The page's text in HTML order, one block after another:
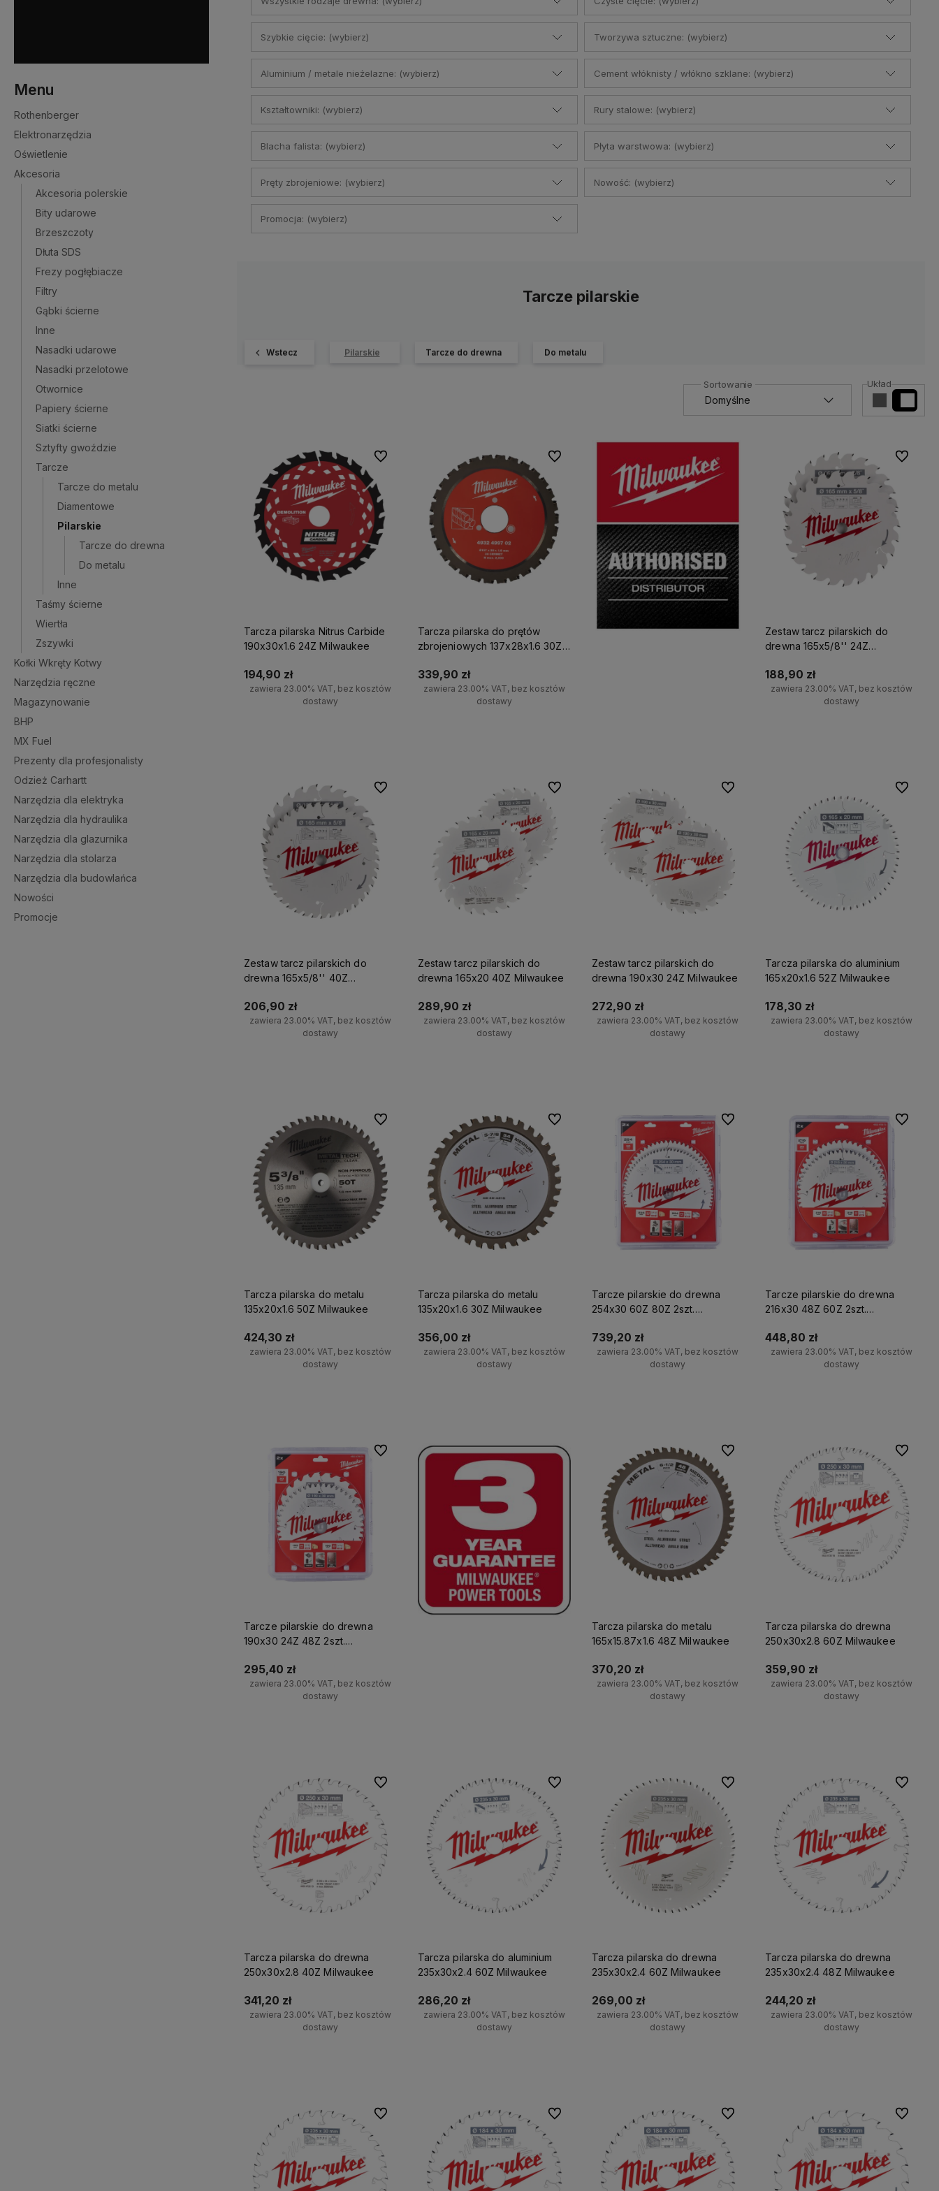
zwrócimy Ci środki do 24h
momentu otrzymania zwracanego
Menu
Rothenberger
Elektronarzędzia
Oświetlenie
Akcesoria
Akcesoria polerskie
Bity udarowe
Brzeszczoty
Dłuta SDS
Frezy pogłębiacze
Filtry
Gąbki ścierne
Inne
Nasadki udarowe
Nasadki przelotowe
Otwornice
Papiery ścierne
Siatki ścierne
Sztyfty gwoździe
Tarcze
Tarcze do metalu
Diamentowe
Pilarskie
Tarcze do drewna
Do metalu
Inne
Taśmy ścierne
Wiertła
Zszywki
Kołki Wkręty Kotwy
Narzędzia ręczne
Magazynowanie
BHP
MX Fuel
Prezenty dla profesjonalisty
Odzież Carhartt
Narzędzia dla elektryka
Narzędzia dla hydraulika
Narzędzia dla glazurnika
Narzędzia dla stolarza
Narzędzia dla budowlańca
Nowości
Promocje
Szybkie cięcie: (wybierz) Tworzywa sztuczne: (wybierz)
Aluminium / metale nieżelazne: (wybierz) Cement włóknisty / włókno szklane: (wybierz)
Kształtowniki: (wybierz) Rury stalowe: (wybierz)
Blacha falista: (wybierz) Płyta warstwowa: (wybierz)
Pręty zbrojeniowe: (wybierz) Nowość: (wybierz)
Promocja: (wybierz)
Tarcze pilarskie
Wstecz Pilarskie Tarcze do drewna Do metalu
Układ
Tarcza pilarska Nitrus Carbide
190x30x1.6 24Z Milwaukee
194,90 zł
zawiera 23.00% VAT, bez kosztów
dostawy
Do ulubionych
Tarcza pilarska do prętów
zbrojeniowych 137x28x1.6 30Z
339,90 zł
zawiera 23.00% VAT, bez kosztów
dostawy
Do ulubionych
Zestaw tarcz pilarskich do
drewna 165x5/8'' 24Z
188,90 zł
zawiera 23.00% VAT, bez kosztów
dostawy
Do
Zestaw tarcz pilarskich do
drewna 165x5/8'' 40Z
206,90 zł
zawiera 23.00% VAT, bez kosztów
dostawy
Do ulubionych
Zestaw tarcz pilarskich do
drewna 165x20 40Z Milwaukee
289,90 zł
zawiera 23.00% VAT, bez kosztów
dostawy
Do ulubionych
Zestaw tarcz pilarskich do
drewna 190x30 24Z Milwaukee
272,90 zł
zawiera 23.00% VAT, bez kosztów
dostawy
Do ulubionych
Tarcza pilarska do aluminium
165x20x1.6 52Z Milwaukee
178,30 zł
zawiera 23.00% VAT, bez kosztów
dostawy
Do
Tarcza pilarska do metalu
135x20x1.6 50Z Milwaukee
424,30 zł
zawiera 23.00% VAT, bez kosztów
dostawy
Do ulubionych
Tarcza pilarska do metalu
135x20x1.6 30Z Milwaukee
356,00 zł
zawiera 23.00% VAT, bez kosztów
dostawy
Do ulubionych
Tarcze pilarskie do drewna
254x30 60Z 80Z 2szt.
739,20 zł
zawiera 23.00% VAT, bez kosztów
dostawy
Do ulubionych
Tarcze pilarskie do drewna
216x30 48Z 60Z 2szt.
448,80 zł
zawiera 23.00% VAT, bez kosztów
dostawy
Do
Tarcze pilarskie do drewna
190x30 24Z 48Z 2szt.
295,40 zł
zawiera 23.00% VAT, bez kosztów
dostawy
Do ulubionych
Tarcza pilarska do metalu
165x15.87x1.6 48Z Milwaukee
370,20 zł
zawiera 23.00% VAT, bez kosztów
dostawy
Do ulubionych
Tarcza pilarska do drewna
250x30x2.8 60Z Milwaukee
359,90 zł
zawiera 23.00% VAT, bez kosztów
dostawy
Do
Tarcza pilarska do drewna
250x30x2.8 40Z Milwaukee
341,20 zł
zawiera 23.00% VAT, bez kosztów
dostawy
Do ulubionych
Tarcza pilarska do aluminium
235x30x2.4 60Z Milwaukee
286,20 zł
zawiera 23.00% VAT, bez kosztów
dostawy
Do ulubionych
Tarcza pilarska do drewna
235x30x2.4 60Z Milwaukee
269,00 zł
zawiera 23.00% VAT, bez kosztów
dostawy
Do ulubionych
Tarcza pilarska do drewna
235x30x2.4 48Z Milwaukee
244,20 zł
zawiera 23.00% VAT, bez kosztów
dostawy
Do
Do ulubionych Do ulubionych Do ulubionych Do